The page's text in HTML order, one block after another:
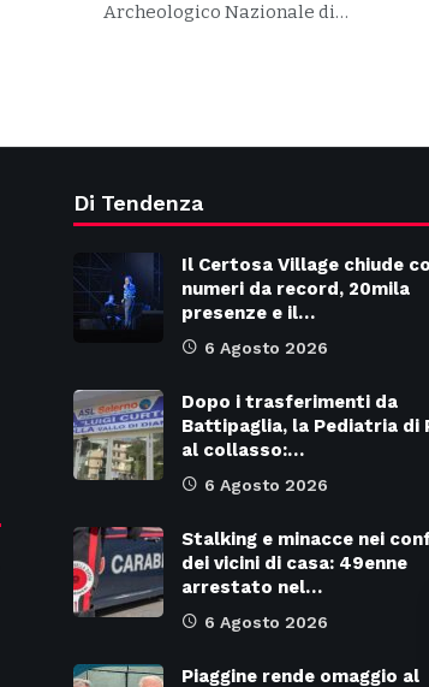
Archeologico Nazionale di…
Di Tendenza
Il Certosa Village chiude
numeri da record, 20mila
presenze e il…
6 Agosto 2026
Dopo i trasferimenti da
Battipaglia, la Pediatria di
al collasso:…
6 Agosto 2026
Stalking e minacce nei
dei vicini di casa: 49enne
arrestato nel…
6 Agosto 2026
Piaggine rende omaggio al